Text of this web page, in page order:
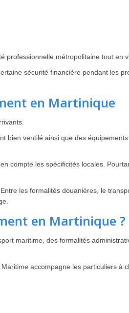
métropolitaine tout en
sécurité financière pendant les
en Martinique
bien ventilé ainsi que des
compte les spécificités locales.
les formalités douanières, le
en Martinique ?
maritime, des formalités
accompagne les particuliers à